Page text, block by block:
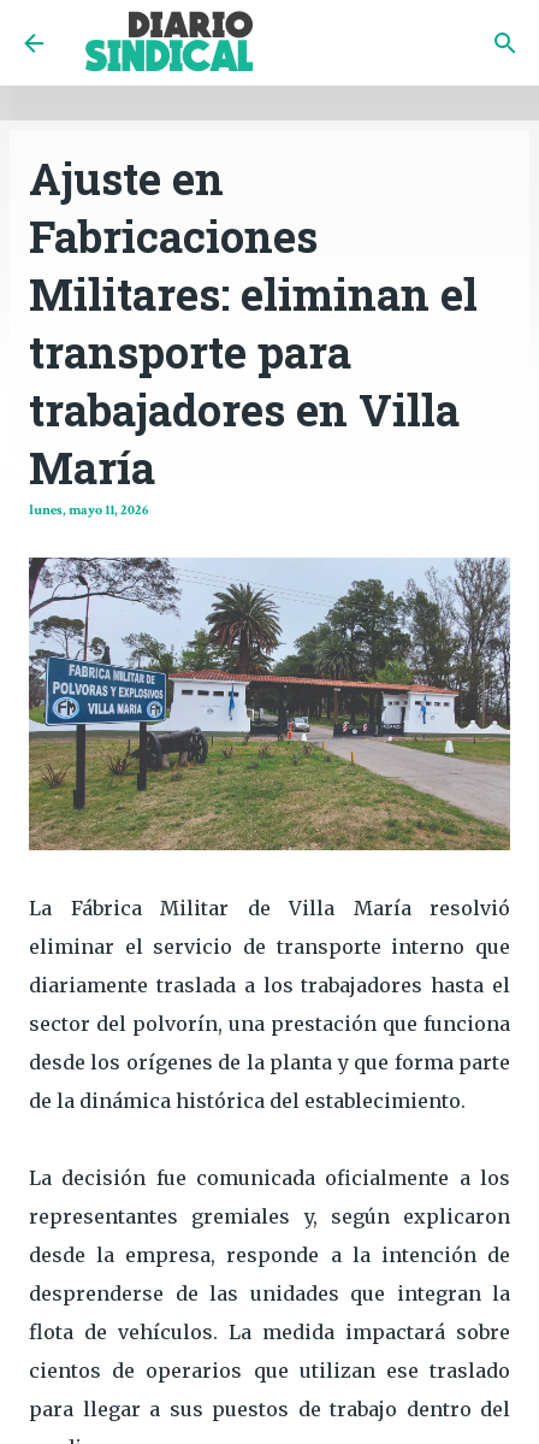
INICIO CÓRDOBA
Ir al contenido principal
Ajuste en
Fabricaciones
Militares: eliminan el
transporte para
trabajadores en Villa
María
lunes, mayo 11, 2026
La Fábrica Militar de Villa María resolvió
eliminar el servicio de transporte interno que
diariamente traslada a los trabajadores hasta el
sector del polvorín, una prestación que funciona
desde los orígenes de la planta y que forma parte
de la dinámica histórica del establecimiento.
La decisión fue comunicada oficialmente a los
representantes gremiales y, según explicaron
desde la empresa, responde a la intención de
desprenderse de las unidades que integran la
flota de vehículos. La medida impactará sobre
cientos de operarios que utilizan ese traslado
para llegar a sus puestos de trabajo dentro del